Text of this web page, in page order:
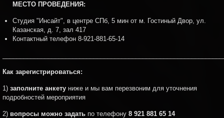
МЕСТО ПРОВЕДЕНИЯ:
Студия "Инсайт", в центре СПб, 5 мин от м. Гостиный Двор, ул.
Казанская, д. 7, зал 417
Контактный телефон 8-921-881-65-14
Как зарегистрироваться:
1) заполните анкету ниже и мы вам перезвоним для уточнения
подробностей мероприятия
2) вопросы можно задать по телефону 8 921 881 65 14